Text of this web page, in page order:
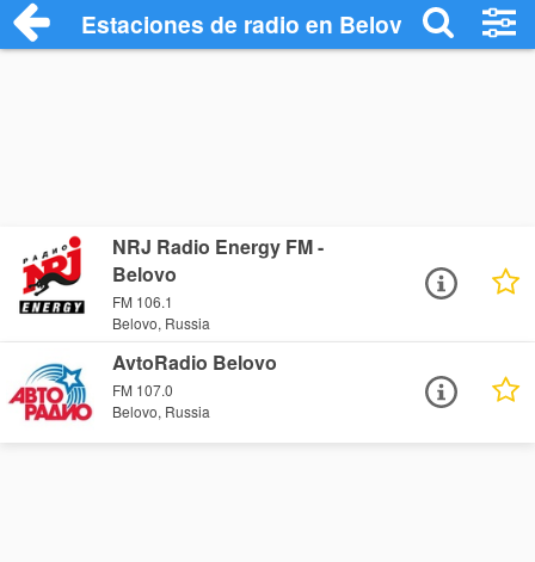
Estaciones de radio en Belovo -
NRJ Radio Energy FM -
Belovo
FM 106.1
Belovo, Russia
AvtoRadio Belovo
FM 107.0
Belovo, Russia